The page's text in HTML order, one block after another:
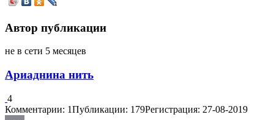
Автор публикации
не в сети 5 месяцев
Ариаднина нить
4
Комментарии: 1Публикации: 179Регистрация: 27-08-2019